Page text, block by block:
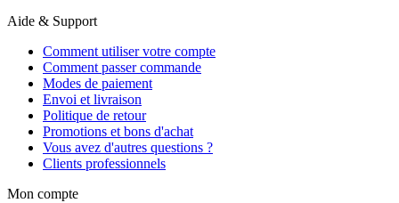
Aide & Support
Comment utiliser votre compte
Comment passer commande
Modes de paiement
Envoi et livraison
Politique de retour
Promotions et bons d'achat
Vous avez d'autres questions ?
Clients professionnels
Mon compte